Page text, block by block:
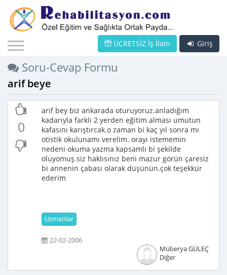
Giriş
ÜCRETSİZ İş İlanı
Soru-Cevap Formu
arif beye
0
arif bey biz ankarada oturuyoruz.anladığım
kadarıyla farklı 2 yerden eğitim alması umutun
kafasını karıştırcak.o zaman bi kaç yıl sonra mı
otistik okulunamı verelim. orayı istememin
nedeni okuma yazma kapsamlı bi şekilde
oluyomuş.siz haklısınız beni mazur görün çaresiz
bi annenin çabası olarak düşünün.çok teşekkür
ederim
Uzmanlar
22-02-2006
Müberya GÜLEÇ
Diğer